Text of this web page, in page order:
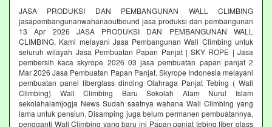
JASA PRODUKSI DAN PEMBANGUNAN WALL CLIMBING
jasapembangunanwahanaoutbound jasa produksi dan pembangunan
13 Apr 2026 JASA PRODUKSI DAN PEMBANGUNAN WALL
CLIMBING. Kami melayani Jasa Pembangunan Wall Climbing untuk
seluruh wilayah Jasa Pembuatan Papan Panjat | SKY ROPE | Jasa
pembersih kaca skyrope 2026 03 jasa pembuatan papan panjat 2
Mar 2026 Jasa Pembuatan Papan Panjat. Skyrope Indonesia melayani
pembuatan panel fiberglass dinding Olahraga Panjat Tebing ( Wall
Climbing) Wall Climbing Baru Sekolah Alam Nurul Islam
sekolahalamjogja News Sudah saatnya wahana Wall Climbing yang
lama untuk pensiun. Disamping juga belum permanen pembuatannya,
pengganti Wall Climbing yang baru ini Papan panjat tebing fiber glass